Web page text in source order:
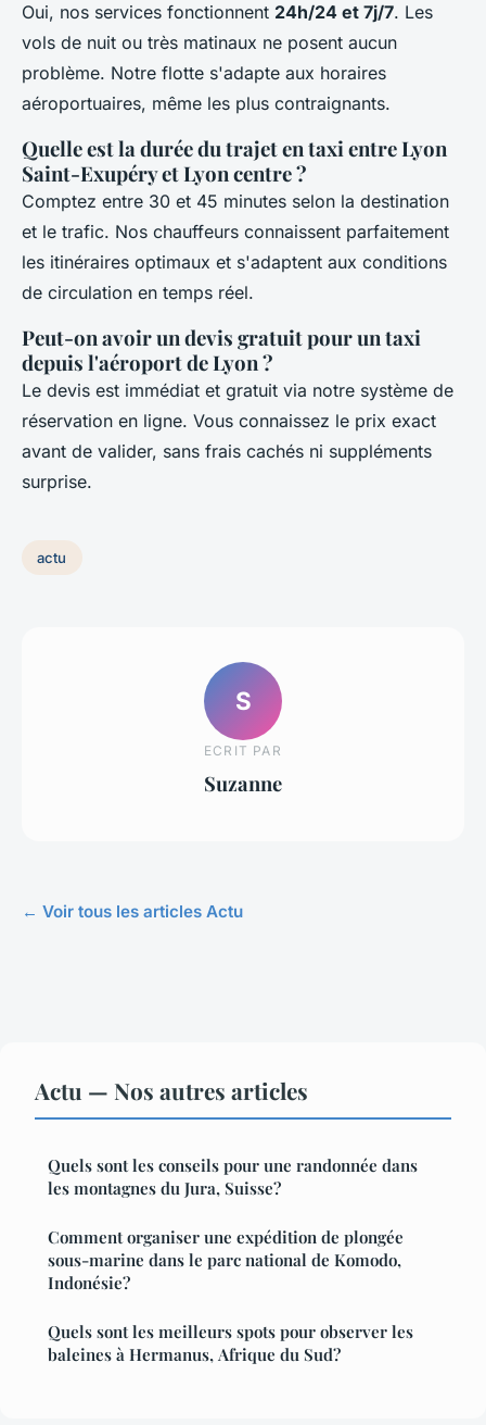
Oui, nos services fonctionnent 24h/24 et 7j/7. Les
vols de nuit ou très matinaux ne posent aucun
problème. Notre flotte s'adapte aux horaires
aéroportuaires, même les plus contraignants.
Quelle est la durée du trajet en taxi entre Lyon
Saint-Exupéry et Lyon centre ?
Comptez entre 30 et 45 minutes selon la destination
et le trafic. Nos chauffeurs connaissent parfaitement
les itinéraires optimaux et s'adaptent aux conditions
de circulation en temps réel.
Peut-on avoir un devis gratuit pour un taxi
depuis l'aéroport de Lyon ?
Le devis est immédiat et gratuit via notre système de
réservation en ligne. Vous connaissez le prix exact
avant de valider, sans frais cachés ni suppléments
surprise.
actu
S
ECRIT PAR
Suzanne
← Voir tous les articles Actu
Actu — Nos autres articles
Quels sont les conseils pour une randonnée dans
les montagnes du Jura, Suisse?
Comment organiser une expédition de plongée
sous-marine dans le parc national de Komodo,
Indonésie?
Quels sont les meilleurs spots pour observer les
baleines à Hermanus, Afrique du Sud?